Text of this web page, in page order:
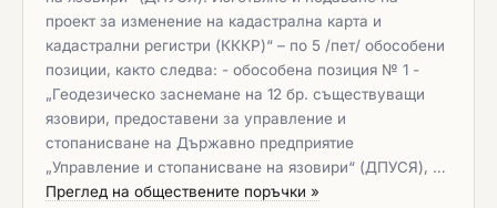
проект за изменение на кадастрална карта и
кадастрални регистри (КККР)“ – по 5 /пет/ обособени
позиции, както следва: - обособена позиция № 1 -
„Геодезическо заснемане на 12 бр. съществуващи
язовири, предоставени за управление и
стопанисване на Държавно предприятие
„Управление и стопанисване на язовири“ (ДПУСЯ), …
Преглед на обществените поръчки »